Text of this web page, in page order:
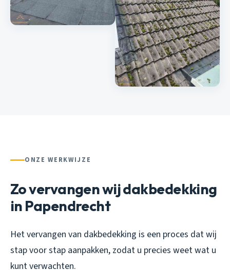
ONZE WERKWIJZE
Zo vervangen wij dakbedekking
in Papendrecht
Het vervangen van dakbedekking is een proces dat wij
stap voor stap aanpakken, zodat u precies weet wat u
kunt verwachten.